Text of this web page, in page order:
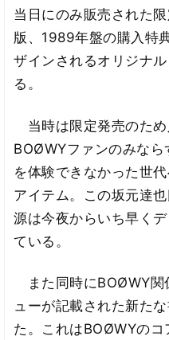
当日にのみ販売された
版、1989年盤の購入特
ザインされるオリジナ
る。
当時は限定発売のた
BOØWYファンのみな
を体験できなかった世
アイテム。この坂元達
源は今夜からいち早く
ている。
また同時にBOØWY関
ューが記載された新た
た。これはBOØWYのコ